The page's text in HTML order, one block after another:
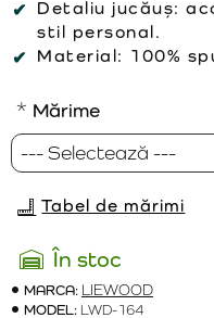
Detaliu jucăuș:
stil personal.
Material: 100%
În stoc
MARCA: LIEWOOD
MODEL: LWD-164
Mărime
Tabel de mărimi